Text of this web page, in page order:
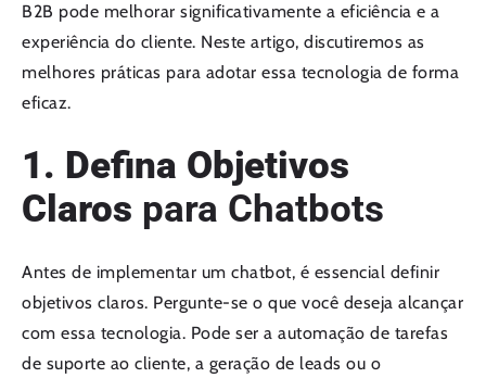
B2B pode melhorar significativamente a eficiência e a
experiência do cliente. Neste artigo, discutiremos as
melhores práticas para adotar essa tecnologia de forma
eficaz.
1. Defina Objetivos
Claros para Chatbots
Antes de implementar um chatbot, é essencial definir
objetivos claros. Pergunte-se o que você deseja alcançar
com essa tecnologia. Pode ser a automação de tarefas
de suporte ao cliente, a geração de leads ou o